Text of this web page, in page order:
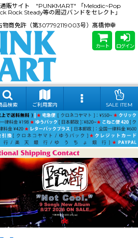
通販サイト "PUNKMART" 「Melodic~Pop
Rock Steady等の周辺バンドをセレクト」
物商免許（第307792119003号）髙橋伸幸
カート ログイン
品検索 ご利用案内 SALE ITEM